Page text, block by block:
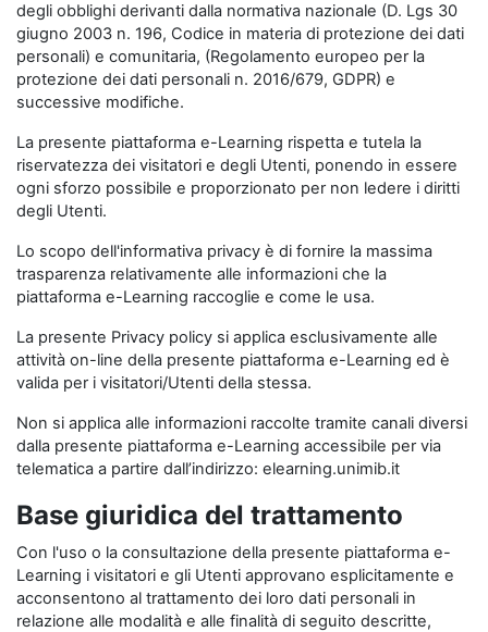
degli obblighi derivanti dalla normativa nazionale (D. Lgs 30
giugno 2003 n. 196, Codice in materia di protezione dei dati
personali) e comunitaria, (Regolamento europeo per la
protezione dei dati personali n. 2016/679, GDPR) e
successive modifiche.
La presente piattaforma e-Learning rispetta e tutela la
riservatezza dei visitatori e degli Utenti, ponendo in essere
ogni sforzo possibile e proporzionato per non ledere i diritti
degli Utenti.
Lo scopo dell'informativa privacy è di fornire la massima
trasparenza relativamente alle informazioni che la
piattaforma e-Learning raccoglie e come le usa.
La presente Privacy policy si applica esclusivamente alle
attività on-line della presente piattaforma e-Learning ed è
valida per i visitatori/Utenti della stessa.
Non si applica alle informazioni raccolte tramite canali diversi
dalla presente piattaforma e-Learning accessibile per via
telematica a partire dall’indirizzo: elearning.unimib.it
Base giuridica del trattamento
Con l'uso o la consultazione della presente piattaforma e-
Learning i visitatori e gli Utenti approvano esplicitamente e
acconsentono al trattamento dei loro dati personali in
relazione alle modalità e alle finalità di seguito descritte,